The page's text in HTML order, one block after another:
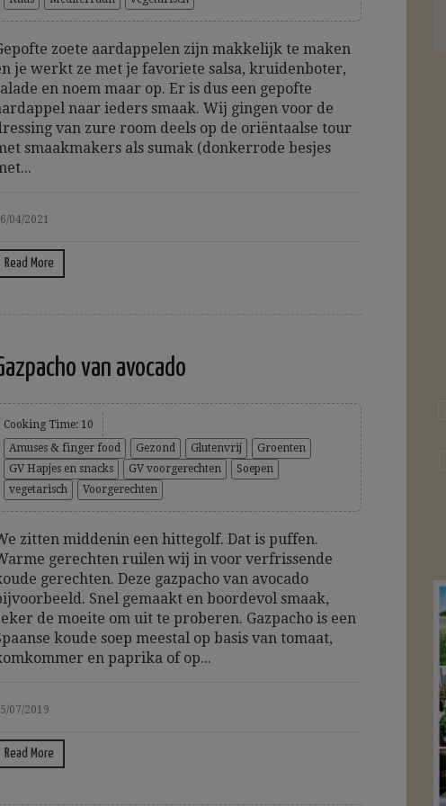
zoete aardappelen zijn makkelijk te maken
je werkt ze met je favoriete salsa, kruidenboter,
en noem maar op. Er is dus een gepofte
naar ieders smaak. Wij gingen voor de
van zure room deels op de oriëntaalse tour
smaakmakers als sumak (donkerrode besjes
04/2021
Read More
van avocado
Cooking Time: 10
Amuses & finger food
Gezond Glutenvrij
Groenten
GV Hapjes en snacks
GV voorgerechten
Soepen
vegetarisch
Voorgerechten
zitten middenin een hittegolf. Dat is puffen.
gerechten ruilen wij in voor verfrissende
gerechten. Deze gazpacho van avocado
Snel gemaakt en boordevol smaak,
de moeite om uit te proberen. Gazpacho is een
koude soep meestal op basis van tomaat,
en paprika of op...
07/2019
Read More